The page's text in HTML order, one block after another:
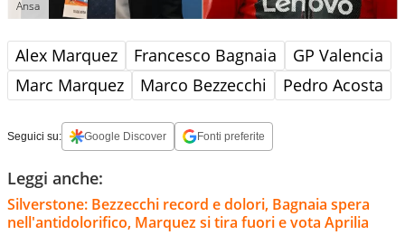
Ansa
Alex Marquez Francesco Bagnaia
GP Valencia
Marc Marquez
Marco Bezzecchi Pedro Acosta
Seguici su: Google Discover Fonti preferite
Leggi anche:
Silverstone: Bezzecchi record e dolori, Bagnaia spera
nell'antidolorifico, Marquez si tira fuori e vota Aprilia